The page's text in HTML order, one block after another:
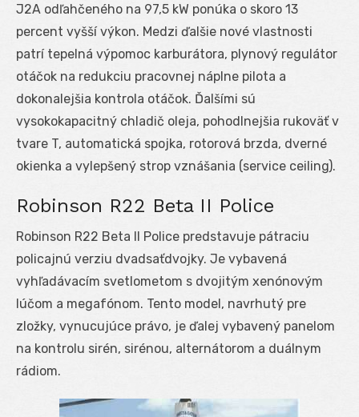
J2A odľahčeného na 97,5 kW ponúka o skoro 13
percent vyšší výkon. Medzi ďalšie nové vlastnosti
patrí tepelná výpomoc karburátora, plynový regulátor
otáčok na redukciu pracovnej náplne pilota a
dokonalejšia kontrola otáčok. Ďalšími sú
vysokokapacitný chladič oleja, pohodlnejšia rukoväť v
tvare T, automatická spojka, rotorová brzda, dverné
okienka a vylepšený strop vznášania (service ceiling).
Robinson R22 Beta II Police
Robinson R22 Beta II Police predstavuje pátraciu
policajnú verziu dvadsaťdvojky. Je vybavená
vyhľadávacím svetlometom s dvojitým xenónovým
lúčom a megafónom. Tento model, navrhutý pre
zložky, vynucujúce právo, je ďalej vybavený panelom
na kontrolu sirén, sirénou, alternátorom a duálnym
rádiom.